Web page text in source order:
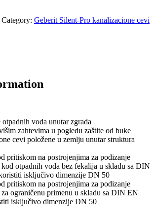
Category: Geberit Silent-Pro kanalizacione cevi
voda unutar zgrada
zahtevima u pogledu zaštite od buke
cevi položene u zemlju unutar struktura
pritiskom na postrojenjima za podizanje
kod otpadnih voda bez fekalija u skladu sa DIN
isključivo dimenzije DN 50
pritiskom na postrojenjima za podizanje
za ograničenu primenu u skladu sa DIN EN
isključivo dimenzije DN 50